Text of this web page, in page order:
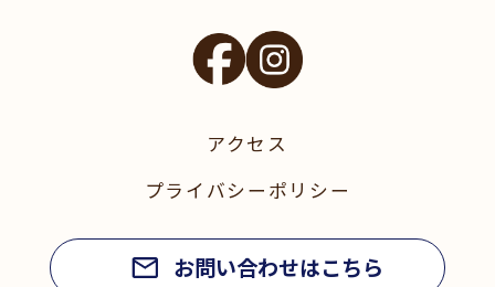
アクセス
プライバシーポリシー
お問い合わせはこちら